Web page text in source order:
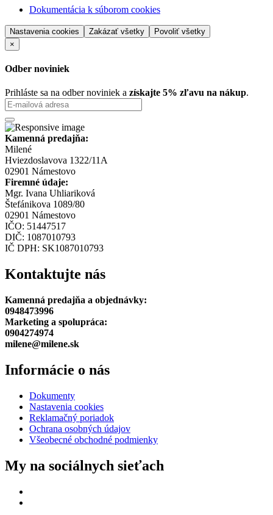
Dokumentácia k súborom cookies
Nastavenia cookies Zakázať všetky
Povoliť všetky
×
Odber noviniek
Prihláste sa na odber noviniek a získajte 5% zľavu na nákup.
Kamenná predajňa:
Milené
Hviezdoslavova 1322/11A
02901 Námestovo
Firemné údaje:
Mgr. Ivana Uhliariková
Štefánikova 1089/80
02901 Námestovo
IČO: 51447517
DIČ: 1087010793
IČ DPH: SK1087010793
Kontaktujte nás
Kamenná predajňa a objednávky:
0948473996
Marketing a spolupráca:
0904274974
milene@milene.sk
Informácie o nás
Dokumenty
Nastavenia cookies
Reklamačný poriadok
Ochrana osobných údajov
Všeobecné obchodné podmienky
My na sociálnych sieťach